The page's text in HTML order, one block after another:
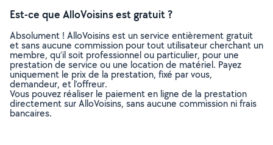
Est-ce que AlloVoisins est gratuit ?
Absolument ! AlloVoisins est un service entièrement gratuit
et sans aucune commission pour tout utilisateur cherchant un
membre, qu’il soit professionnel ou particulier, pour une
prestation de service ou une location de matériel. Payez
uniquement le prix de la prestation, fixé par vous,
demandeur, et l’offreur.
Vous pouvez réaliser le paiement en ligne de la prestation
directement sur AlloVoisins, sans aucune commission ni frais
bancaires.